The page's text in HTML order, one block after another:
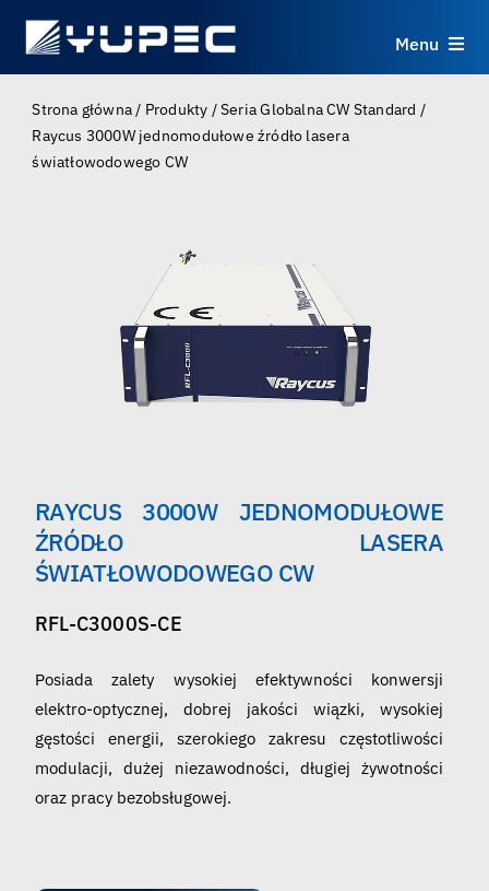
Menu
Produkty
Zasoby
O nas
Polski
Strona główna/ Produkty /Seria Globalna CW Standard /
Raycus 3000W jednomodułowe źródło lasera
światłowodowego CW
RAYCUS 3000W JEDNOMODUŁOWE
ŹRÓDŁO LASERA
ŚWIATŁOWODOWEGO CW
RFL-C3000S-CE
Posiada zalety wysokiej efektywności konwersji
elektro-optycznej, dobrej jakości wiązki, wysokiej
gęstości energii, szerokiego zakresu częstotliwości
modulacji, dużej niezawodności, długiej żywotności
oraz pracy bezobsługowej.